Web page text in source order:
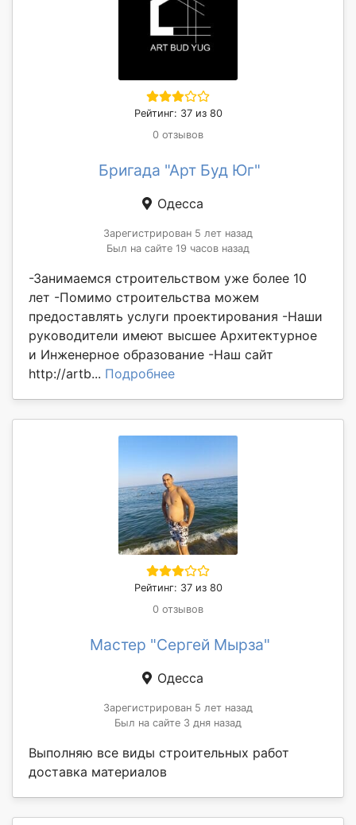
Рейтинг: 37 из 80
0 отзывов
Бригада "Арт Буд Юг"
Одесса
Зарегистрирован 5 лет назад
Был на сайте 19 часов назад
-Занимаемся строительством уже более 10
лет -Помимо строительства можем
предоставлять услуги проектирования -Наши
руководители имеют высшее Архитектурное
и Инженерное образование -Наш сайт
http://artb... Подробнее
Рейтинг: 37 из 80
0 отзывов
Мастер "Сергей Мырза"
Одесса
Зарегистрирован 5 лет назад
Был на сайте 3 дня назад
Выполняю все виды строительных работ
доставка материалов